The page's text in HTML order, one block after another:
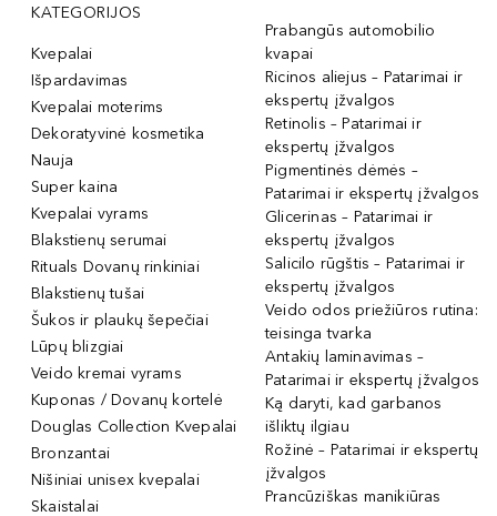
KATEGORIJOS
Kvepalai
Išpardavimas
Kvepalai moterims
Dekoratyvinė kosmetika
Nauja
Super kaina
Kvepalai vyrams
Blakstienų serumai
Rituals Dovanų rinkiniai
Blakstienų tušai
Šukos ir plaukų šepečiai
Lūpų blizgiai
Veido kremai vyrams
Kuponas / Dovanų kortelė
Douglas Collection Kvepalai
Bronzantai
Nišiniai unisex kvepalai
Skaistalai
Prabangūs automobilio
kvapai
Ricinos aliejus – Patarimai ir
ekspertų įžvalgos
Retinolis – Patarimai ir
ekspertų įžvalgos
Pigmentinės dėmės –
Patarimai ir ekspertų įžvalgos
Glicerinas – Patarimai ir
ekspertų įžvalgos
Salicilo rūgštis – Patarimai ir
ekspertų įžvalgos
Veido odos priežiūros rutina:
teisinga tvarka
Antakių laminavimas –
Patarimai ir ekspertų įžvalgos
Ką daryti, kad garbanos
išliktų ilgiau
Rožinė – Patarimai ir ekspertų
įžvalgos
Prancūziškas manikiūras